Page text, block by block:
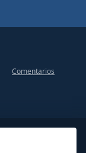
Comentarios